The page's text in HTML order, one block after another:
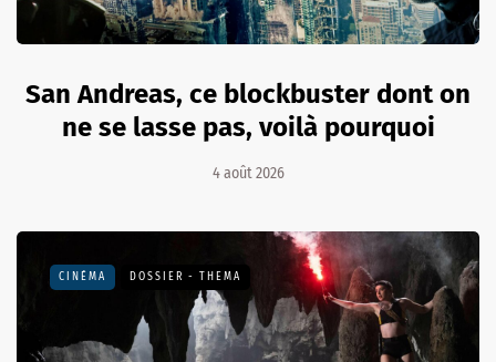
San Andreas, ce blockbuster dont on
ne se lasse pas, voilà pourquoi
4 août 2026
CINÉMA DOSSIER - THEMA